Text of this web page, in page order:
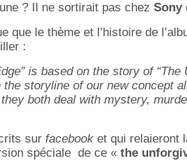
? Il ne sortirait pas chez Sony
que le thème et l’histoire de
:
is based on the story of “The
storyline of our new concept
both deal with mystery,
sur facebook et qui relaieront
spéciale de ce « the